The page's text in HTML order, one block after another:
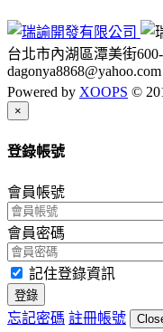
台北市內湖區潭美街
dagonya8868@yahoo.com
Powered by XOOPS ©
×
登錄帳號
會員帳號
會員密碼
記住登錄資訊
登錄
忘記密碼 註冊帳號